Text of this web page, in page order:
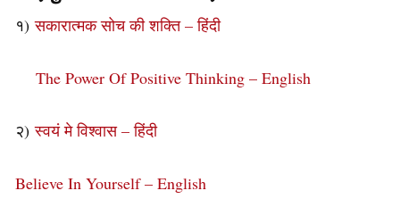
१)सकारात्मक सोच की शक्ति – हिंदी
The Power Of Positive Thinking – English
२)स्वयं मे विश्वास – हिंदी
Believe In Yourself – English